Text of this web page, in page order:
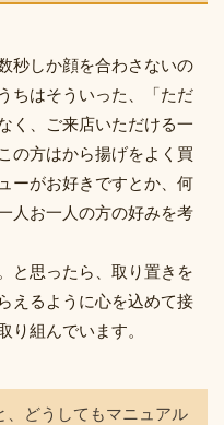
秒しか顔を合わさないの
ちはそういった、「ただ
く、ご来店いただける一
の方はから揚げをよく買
ーがお好きですとか、何
人お一人の方の好みを考
と思ったら、取り置きを
えるように心を込めて接
り組んでいます。
どうしてもマニュアル